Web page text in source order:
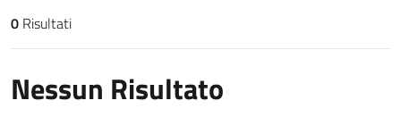
Risultati di ricerca
0 Risultati
Nessun Risultato